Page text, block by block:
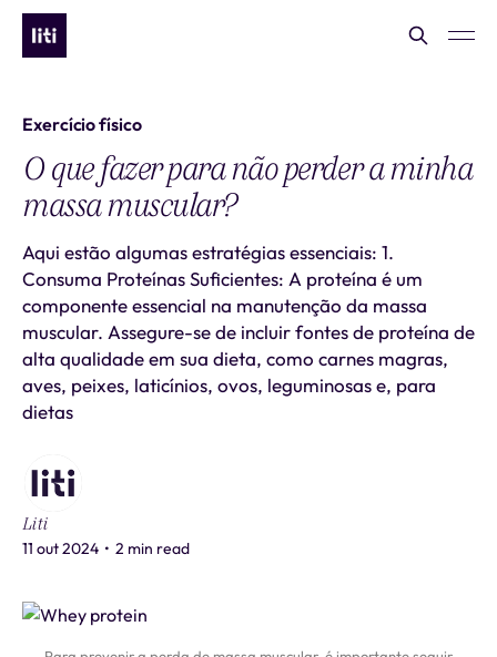
Exercício físico
O que fazer para não perder a minha
massa muscular?
Aqui estão algumas estratégias essenciais: 1.
Consuma Proteínas Suficientes: A proteína é um
componente essencial na manutenção da massa
muscular. Assegure-se de incluir fontes de proteína de
alta qualidade em sua dieta, como carnes magras,
aves, peixes, laticínios, ovos, leguminosas e, para
dietas
Liti
11 out 2024 • 2 min read